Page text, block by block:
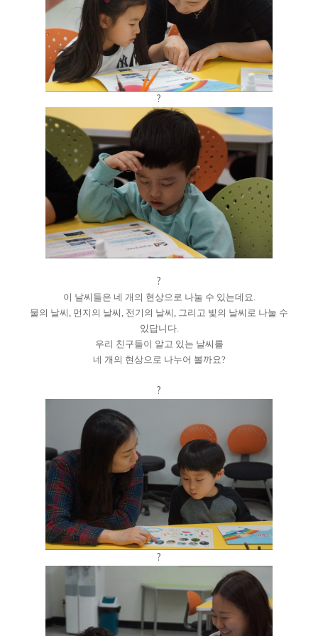
?
?
이 날씨들은 네 개의 현상으로 나눌 수 있는데요.
물의 날씨, 먼지의 날씨, 전기의 날씨, 그리고 빛의 날씨로 나눌 수
있답니다.
우리 친구들이 알고 있는 날씨를
네 개의 현상으로 나누어 볼까요?
?
?